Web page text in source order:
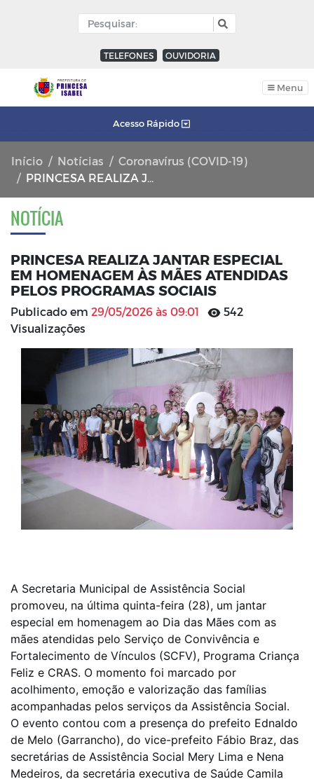
TELEFONES OUVIDORIA
Menu
Acesso Rápido
Início Notícias
Coronavírus (COVID-19)
PRINCESA REALIZA JANTAR ESPECIAL EM HOMENAGEM ÀS MÃES ATENDIDAS PELOS PROGRAMAS SOCIAIS
NOTÍCIA
PRINCESA REALIZA JANTAR ESPECIAL
EM HOMENAGEM ÀS MÃES ATENDIDAS
PELOS PROGRAMAS SOCIAIS
Publicado em 29/05/2026 às 09:01
542
Visualizações
A Secretaria Municipal de Assistência Social
promoveu, na última quinta-feira (28), um jantar
especial em homenagem ao Dia das Mães com as
mães atendidas pelo Serviço de Convivência e
Fortalecimento de Vínculos (SCFV), Programa Criança
Feliz e CRAS. O momento foi marcado por
acolhimento, emoção e valorização das famílias
acompanhadas pelos serviços da Assistência Social.
O evento contou com a presença do prefeito Ednaldo
de Melo (Garrancho), do vice-prefeito Fábio Braz, das
secretárias de Assistência Social Mery Lima e Nena
Medeiros, da secretária executiva de Saúde Camila